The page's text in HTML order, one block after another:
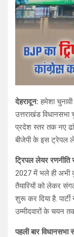
देहरादून: हमेशा
उत्तराखंड
प्रदेश स्तर तक नए
बीजेपी के इस ट्रेपल
ट्रिपल लेयर रणनीति
2027 में भले ही अभी
तैयारियों को लेकर
शुरू कर दिया है.
उम्मीदवारों के चयन
पहली बार